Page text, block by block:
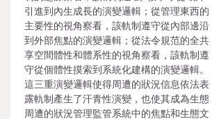
引進到內生成長的演變邏輯；從管理東西的
主要性的視角察看，該軌制遵守從內部邊沿
到外部焦點的演變邏輯；從法令規范的全共
享空間體性和體系性的視角察看，該軌制遵
守從個體性摸索到系統化建構的演變邏輯。
這三重演變邏輯使得周遭的狀況信息依法表
露軌制產生了汗青性演變，也使其成為生態
周遭的狀況管理監管系統中的焦點和生態文